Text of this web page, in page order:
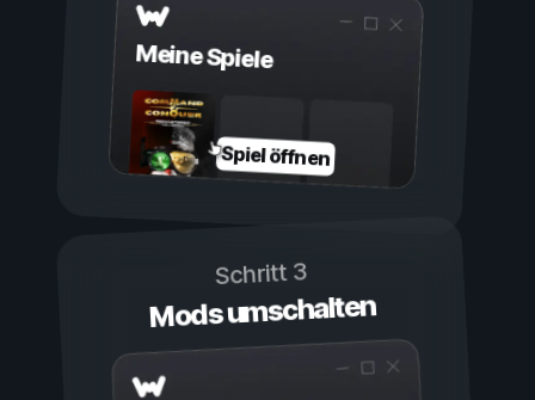
Meine Spiele
Spiel öffnen
Schritt 3
Mods umschalten